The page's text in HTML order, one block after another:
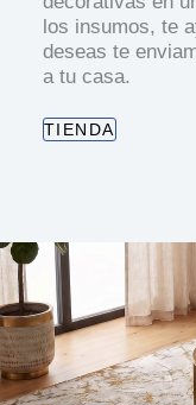
los insumos, te
deseas te
a tu casa.
TIENDA